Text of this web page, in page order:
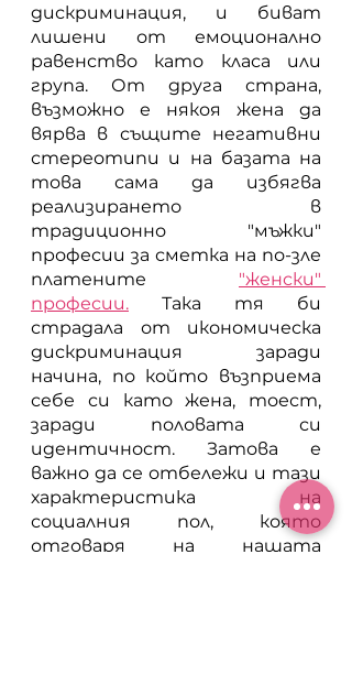
дискриминация, и биват
лишени от емоционално
равенство като класа или
група. От друга страна,
възможно е някоя жена да
вярва в същите негативни
стереотипи и на базата на
това сама да избягва
реализирането в
традиционно "мъжки"
професии за сметка на по-зле
платените "женски"
професии.
Така тя би
страдала от икономическа
дискриминация заради
начина, по който възприема
себе си като жена, тоест,
заради половата си
идентичност. Затова е
важно да се отбележи и тази
характеристика на
социалния пол, която
отговаря на нашата